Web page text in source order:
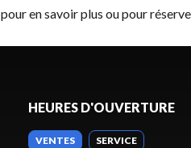
pour en savoir plus ou pour
HEURES D'OUVERTURE
VENTES SERVICE